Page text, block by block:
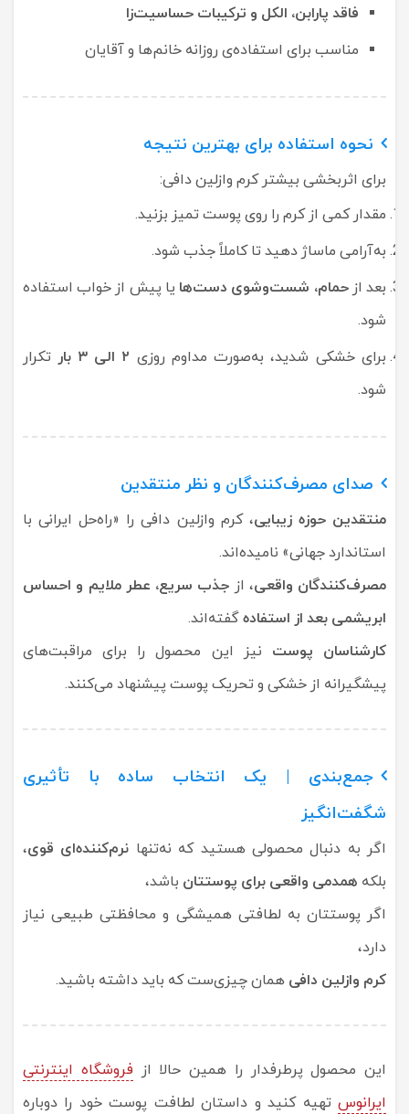
فاقد پارابن، الکل و ترکیبات حساسیت‌زا
مناسب برای استفاده‌ی روزانه خانم‌ها و آقایان
نحوه استفاده برای بهترین نتیجه
برای اثربخشی بیشتر کرم وازلین دافی:
مقدار کمی از کرم را روی پوست تمیز بزنید.
به‌آرامی ماساژ دهید تا کاملاً جذب شود.
بعد ازحمام، شست‌وشوی دست‌ها یا پیش از خواب استفاده
شود.
برای خشکی شدید، به‌صورت مداوم روزی ۲ الی ۳ بار
تکرار
شود.
صدای مصرف‌کنندگان و نظر منتقدین
منتقدین حوزه زیبایی، کرم وازلین دافی را «راه‌حل ایرانی با
استاندارد جهانی» نامیده‌اند.
مصرف‌کنندگان واقعی، از جذب سریع، عطر ملایم و احساس
ابریشمی بعد از استفادهگفته‌اند.
کارشناسان پوست نیز این محصول را برای مراقبت‌های
پیشگیرانه از خشکی و تحریک پوست پیشنهاد می‌کنند.
جمع‌بندی | یک انتخاب ساده با تأثیری
شگفت‌انگیز
اگر به دنبال محصولی هستید که نه‌تنها نرم‌کننده‌ای قوی،
بلکه همدمی واقعی برای پوستتان باشد،
اگر پوستتان به لطافتی همیشگی و محافظتی طبیعی نیاز
دارد،
کرم وازلین دافی همان چیزی‌ست که باید داشته باشید.
این محصول پرطرفدار را همین حالا از فروشگاه اینترنتی
ایرانوس تهیه کنید و داستان لطافت پوست خود را دوباره